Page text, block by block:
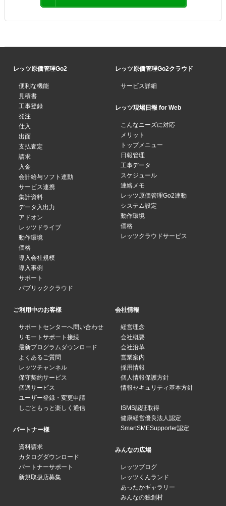
レッツ原価管理Go2
便利な機能
見積書
工事登録
発注
仕入
出面
支払査定
請求
入金
会計給与ソフト連動
サービス連携
集計資料
データ入出力
アドオン
レッツドライブ
動作環境
価格
導入会社規模
導入事例
サポート
パブリッククラウド
レッツ原価管理Go2クラウド
サービス詳細
レッツ現場日報 for Web
こんなニーズに対応
メリット
トップメニュー
日報管理
工事データ
スケジュール
連絡メモ
レッツ原価管理Go2連動
システム設定
動作環境
価格
レッツクラウドサービス
ご利用中のお客様
サポートセンターへ問い合わせ
リモートサポート接続
最新プログラムダウンロード
よくあるご質問
レッツチャンネル
保守契約サービス
個適サービス
ユーザー登録・変更申請
しごともっと楽しく通信
パートナー様
資料請求
カタログダウンロード
パートナーサポート
新規取扱店募集
会社情報
経営理念
会社概要
会社沿革
営業案内
採用情報
個人情報保護方針
情報セキュリティ基本方針
ISMS認証取得
健康経営優良法人認定
SmartSMESupporter認定
みんなの広場
レッツブログ
レッツくんランド
あったかギャラリー
みんなの独創村